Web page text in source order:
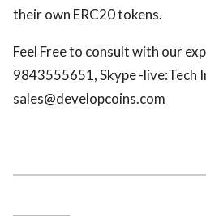
their own ERC20 tokens.
Feel Free to consult with our
9843555651, Skype -live:Tech
sales@developcoins.com